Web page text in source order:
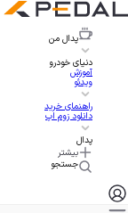
پدال من
دنیای خودرو
آموزش
ویدئو
راهنمای خرید
دانلود زوم اپ
پدال
بیشتر
جستجو